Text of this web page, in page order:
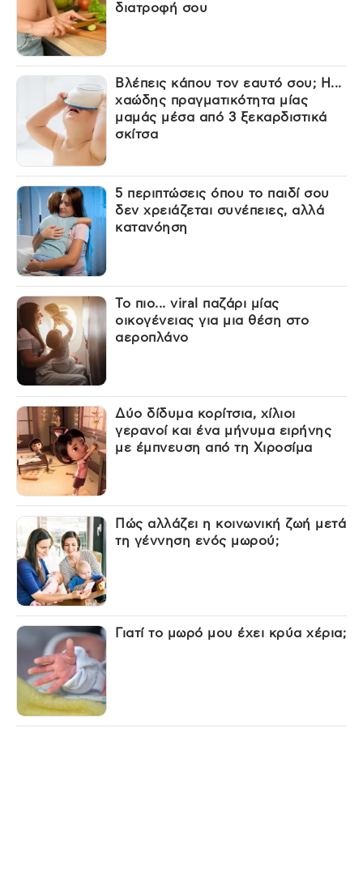
διατροφή σου
Βλέπεις κάπου τον εαυτό σου; Η...
χαώδης πραγματικότητα μίας
μαμάς μέσα από 3 ξεκαρδιστικά
σκίτσα
5 περιπτώσεις όπου το παιδί σου
δεν χρειάζεται συνέπειες, αλλά
κατανόηση
Το πιο... viral παζάρι μίας
οικογένειας για μια θέση στο
αεροπλάνο
Δύο δίδυμα κορίτσια, χίλιοι
γερανοί και ένα μήνυμα ειρήνης
με έμπνευση από τη Χιροσίμα
Πώς αλλάζει η κοινωνική ζωή μετά
τη γέννηση ενός μωρού;
Γιατί το μωρό μου έχει κρύα χέρια;